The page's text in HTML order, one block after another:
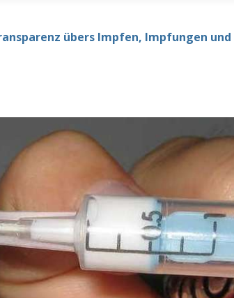
übers Impfen, Impfungen